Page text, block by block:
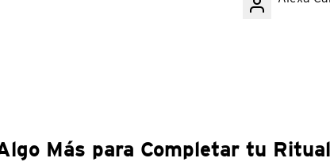
Más para Completar tu